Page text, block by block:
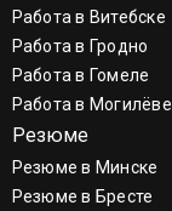
Работа в Витебске
Работа в Гродно
Работа в Гомеле
Работа в Могилёве
Резюме
Резюме в Минске
Резюме в Бресте